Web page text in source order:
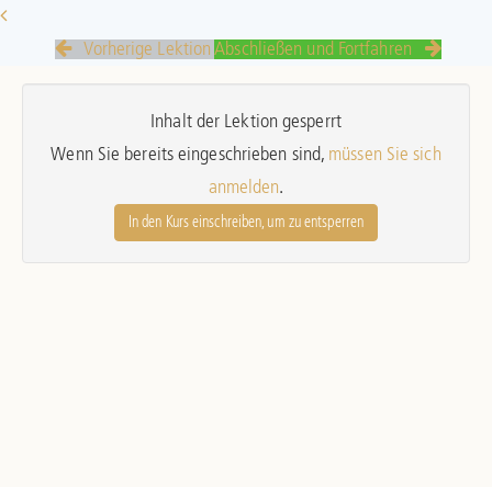
Vorherige Lektion Abschließen und Fortfahren
Inhalt der Lektion gesperrt
Wenn Sie bereits eingeschrieben sind, müssen Sie sich
anmelden.
In den Kurs einschreiben, um zu entsperren